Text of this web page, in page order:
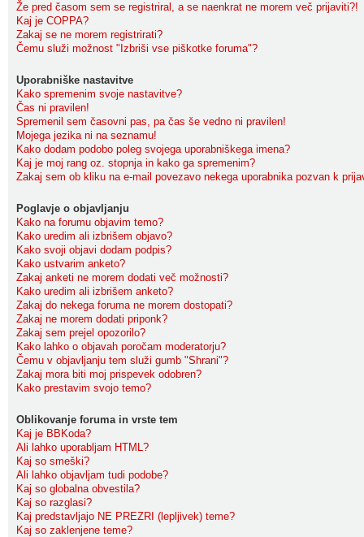
Že pred časom sem se registriral, a se naenkrat ne morem več prijaviti?!
Kaj je COPPA?
Zakaj se ne morem registrirati?
Čemu služi možnost "Izbriši vse piškotke foruma"?
Uporabniške nastavitve
Kako spremenim svoje nastavitve?
Čas ni pravilen!
Spremenil sem časovni pas, pa čas še vedno ni pravilen!
Mojega jezika ni na seznamu!
Kako dodam podobo poleg svojega uporabniškega imena?
Kaj je moj rang oz. stopnja in kako ga spremenim?
Zakaj sem ob kliku na e-mail povezavo nekega uporabnika pozvan k
Poglavje o objavljanju
Kako na forumu objavim temo?
Kako uredim ali izbrišem objavo?
Kako svoji objavi dodam podpis?
Kako ustvarim anketo?
Zakaj anketi ne morem dodati več možnosti?
Kako uredim ali izbrišem anketo?
Zakaj do nekega foruma ne morem dostopati?
Zakaj ne morem dodati priponk?
Zakaj sem prejel opozorilo?
Kako lahko o objavah poročam moderatorju?
Čemu v objavljanju tem služi gumb "Shrani"?
Zakaj mora biti moj prispevek odobren?
Kako prestavim svojo temo?
Oblikovanje foruma in vrste tem
Kaj je BBKoda?
Ali lahko uporabljam HTML?
Kaj so smeški?
Ali lahko objavljam tudi podobe?
Kaj so globalna obvestila?
Kaj so razglasi?
Kaj predstavljajo NE PREZRI (lepljivek) teme?
Kaj so zaklenjene teme?